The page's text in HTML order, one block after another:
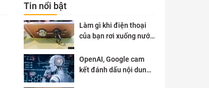
Tin nổi bật
Làm gì khi điện thoại
của bạn rơi xuống nước
OpenAI, Google cam
kết đánh dấu nội dung